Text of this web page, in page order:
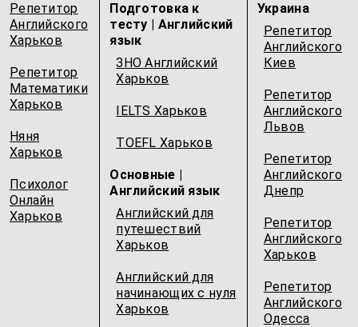
Репетитор
Английского
Харьков
Репетитор
Математики
Харьков
Няня
Харьков
Психолог
Онлайн
Харьков
Подготовка к
тесту | Английский
язык
ЗНО Английский
Харьков
IELTS Харьков
TOEFL Харьков
Основные |
Английский язык
Английский для
путешествий
Харьков
Английский для
начинающих с нуля
Харьков
Украина
Репетитор
Английского
Киев
Репетитор
Английского
Львов
Репетитор
Английского
Днепр
Репетитор
Английского
Харьков
Репетитор
Английского
Одесcа